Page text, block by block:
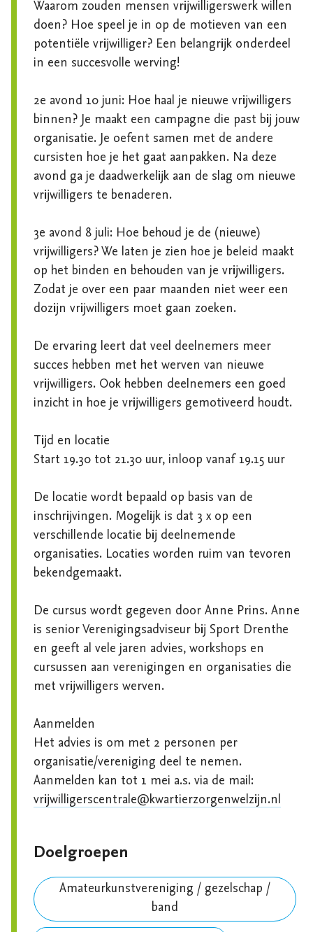
Waarom zouden mensen vrijwilligerswerk willen
doen? Hoe speel je in op de motieven van een
potentiële vrijwilliger? Een belangrijk onderdeel
in een succesvolle werving!
2e avond 10 juni: Hoe haal je nieuwe vrijwilligers
binnen? Je maakt een campagne die past bij jouw
organisatie. Je oefent samen met de andere
cursisten hoe je het gaat aanpakken. Na deze
avond ga je daadwerkelijk aan de slag om nieuwe
vrijwilligers te benaderen.
3e avond 8 juli: Hoe behoud je de (nieuwe)
vrijwilligers? We laten je zien hoe je beleid maakt
op het binden en behouden van je vrijwilligers.
Zodat je over een paar maanden niet weer een
dozijn vrijwilligers moet gaan zoeken.
De ervaring leert dat veel deelnemers meer
succes hebben met het werven van nieuwe
vrijwilligers. Ook hebben deelnemers een goed
inzicht in hoe je vrijwilligers gemotiveerd houdt.
Tijd en locatie
Start 19.30 tot 21.30 uur, inloop vanaf 19.15 uur
De locatie wordt bepaald op basis van de
inschrijvingen. Mogelijk is dat 3 x op een
verschillende locatie bij deelnemende
organisaties. Locaties worden ruim van tevoren
bekendgemaakt.
De cursus wordt gegeven door Anne Prins. Anne
is senior Verenigingsadviseur bij Sport Drenthe
en geeft al vele jaren advies, workshops en
cursussen aan verenigingen en organisaties die
met vrijwilligers werven.
Aanmelden
Het advies is om met 2 personen per
organisatie/vereniging deel te nemen.
vrijwilligerscentrale@kwartierzorgenwelzijn.nl
Doelgroepen
Amateurkunstvereniging / gezelschap /
band